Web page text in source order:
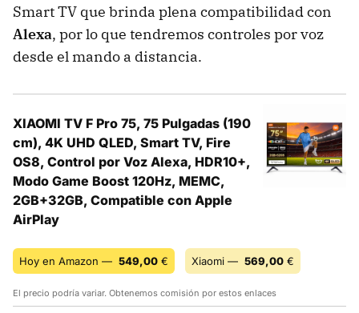
Smart TV que brinda plena compatibilidad con
Alexa, por lo que tendremos controles por voz
desde el mando a distancia.
XIAOMI TV F Pro 75, 75 Pulgadas (190
cm), 4K UHD QLED, Smart TV, Fire
OS8, Control por Voz Alexa, HDR10+,
Modo Game Boost 120Hz, MEMC,
2GB+32GB, Compatible con Apple
AirPlay
Hoy en Amazon — 549,00 € Xiaomi — 569,00 €
El precio podría variar. Obtenemos comisión por estos enlaces